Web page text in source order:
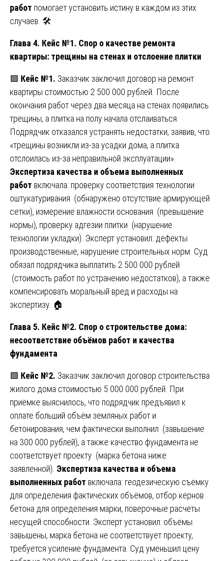
работ помогает установить истину в каждом из этих
случаев. 🛠️
Глава 4. Кейс №1. Спор о качестве ремонта
квартиры: трещины на стенах и отслоение плитки
🟩 Кейс №1. Заказчик заключил договор на ремонт
квартиры стоимостью 2 500 000 рублей. После
окончания работ через два месяца на стенах появились
трещины, а плитка на полу начала отслаиваться.
Подрядчик отказался устранять недостатки, заявив, что
«трещины возникли из-за усадки дома, а плитка
отслоилась из-за неправильной эксплуатации».
Экспертиза качества и объема выполненных
работ включала: проверку соответствия технологии
оштукатуривания (обнаружено отсутствие армирующей
сетки), измерение влажности основания (превышение
нормы), проверку адгезии плитки (нарушение
технологии укладки). Эксперт установил: дефекты
производственные, нарушение строительных норм. Суд
обязал подрядчика выплатить 2 500 000 рублей
(стоимость работ по устранению недостатков), а также
компенсировать моральный вред и расходы на
экспертизу. 🏠
Глава 5. Кейс №2. Спор о строительстве дома:
несоответствие объёмов работ и качества
фундамента
🟩 Кейс №2. Заказчик заключил договор строительства
жилого дома стоимостью 5 000 000 рублей. При
приёмке выяснилось, что подрядчик предъявил к
оплате больший объём земляных работ и
бетонирования, чем фактически выполнил (завышение
на 300 000 рублей), а также качество фундамента не
соответствует проекту (марка бетона ниже
заявленной). Экспертиза качества и объема
выполненных работ включала: геодезическую съёмку
для определения фактических объёмов, отбор кернов
бетона для определения марки, поверочные расчёты
несущей способности. Эксперт установил: объёмы
завышены, марка бетона не соответствует проекту,
требуется усиление фундамента. Суд уменьшил цену